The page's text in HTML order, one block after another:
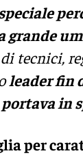
grande
tecnici,
leader fin
portava in
per